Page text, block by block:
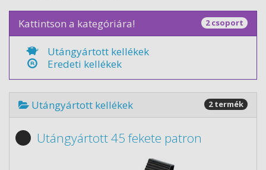
Kattintson a kategóriára! 2 csoport
Utángyártott kellékek
Eredeti kellékek
Utángyártott kellékek 2 termék
Utángyártott 45 fekete patron